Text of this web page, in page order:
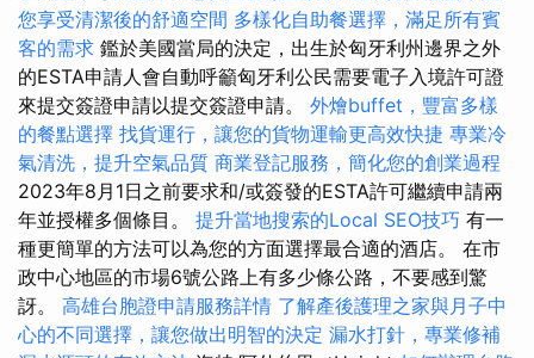
您享受清潔後的舒適空間 多樣化自助餐選擇，滿足所有賓
客的需求 鑑於美國當局的決定，出生於匈牙利州邊界之外
的ESTA申請人會自動呼籲匈牙利公民需要電子入境許可證
來提交簽證申請以提交簽證申請。 外燴buffet，豐富多樣
的餐點選擇 找貨運行，讓您的貨物運輸更高效快捷 專業冷
氣清洗，提升空氣品質 商業登記服務，簡化您的創業過程
2023年8月1日之前要求和/或簽發的ESTA許可繼續申請兩
年並授權多個條目。 提升當地搜索的Local SEO技巧 有一
種更簡單的方法可以為您的方面選擇最合適的酒店。 在市
政中心地區的市場6號公路上有多少條公路，不要感到驚
訝。 高雄台胞證申請服務詳情 了解產後護理之家與月子中
心的不同選擇，讓您做出明智的決定 漏水打針，專業修補